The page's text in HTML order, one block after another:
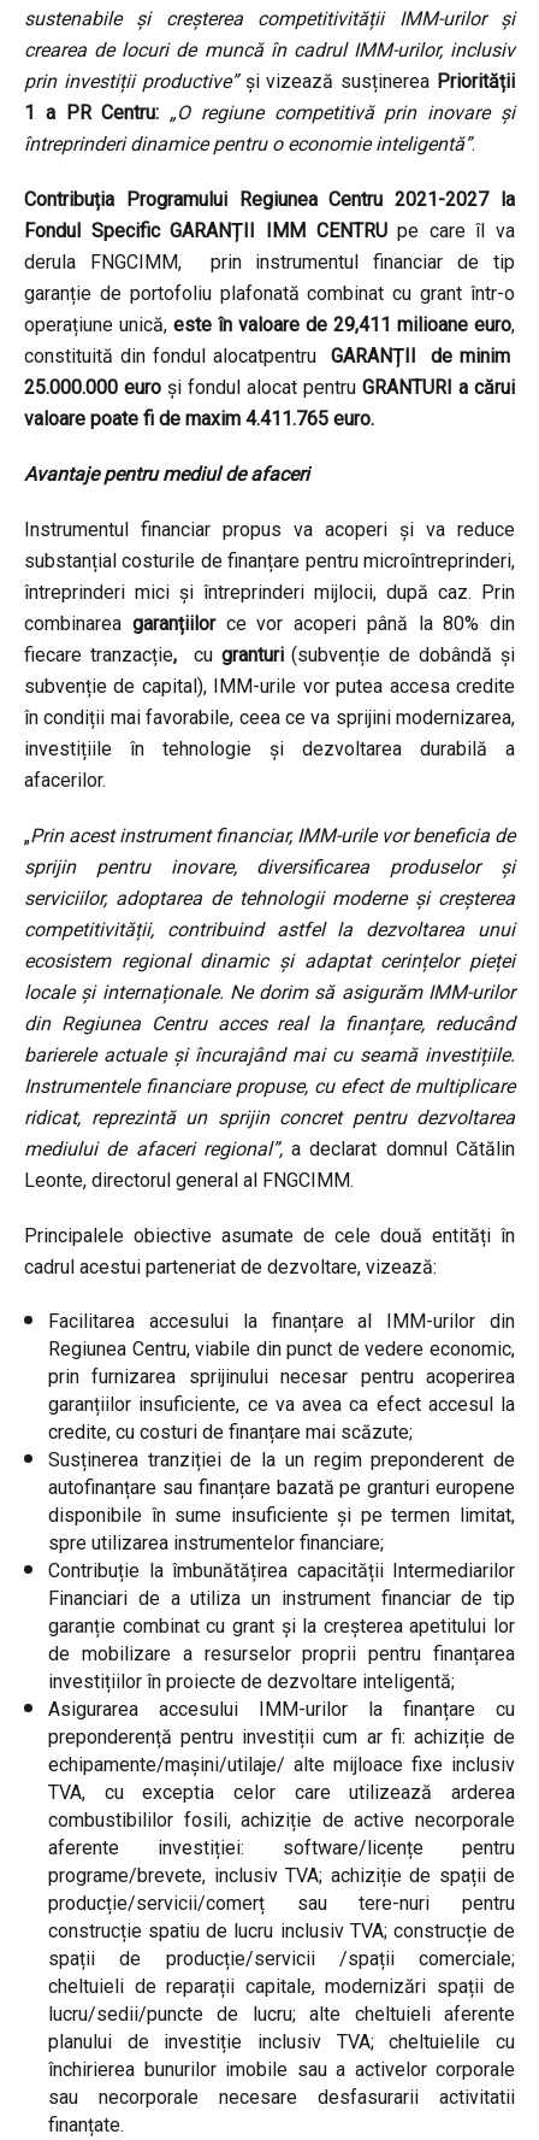
sustenabile și creșterea competitivității IMM-urilor și
crearea de locuri de muncă în cadrul IMM-urilor, inclusiv
prin investiții productive”și vizează susținerea Priorității
1 a PR Centru: „O regiune competitivă prin inovare și
întreprinderi dinamice pentru o economie inteligentă”.
Contribuția Programului Regiunea Centru 2021-2027 la
Fondul Specific GARANȚII IMM CENTRUpe care îl va
derula FNGCIMM, prin instrumentul financiar de tip
garanție de portofoliu plafonată combinat cu grant într-o
operațiune unică, este în valoare de 29,411 milioane euro,
constituită din fondul alocatpentru GARANȚII de minim
25.000.000 euro și fondul alocat pentru GRANTURI a cărui
valoare poate fi de maxim 4.411.765 euro.
Avantaje pentru mediul de afaceri
Instrumentul financiar propus va acoperi și va reduce
substanțial costurile de finanțare pentru microîntreprinderi,
întreprinderi mici și întreprinderi mijlocii, după caz. Prin
combinarea garanțiilorce vor acoperi până la 80% din
fiecare tranzacție, cu granturi(subvenție de dobândă și
subvenție de capital), IMM-urile vor putea accesa credite
în condiții mai favorabile, ceea ce va sprijini modernizarea,
investițiile în tehnologie și dezvoltarea durabilă a
afacerilor.
„Prin acest instrument financiar, IMM-urile vor beneficia de
sprijin pentru inovare, diversificarea produselor și
serviciilor, adoptarea de tehnologii moderne și creșterea
competitivității, contribuind astfel la dezvoltarea unui
ecosistem regional dinamic și adaptat cerințelor pieței
locale și internaționale. Ne dorim să asigurăm IMM-urilor
din Regiunea Centru acces real la finanțare, reducând
barierele actuale și încurajând mai cu seamă investițiile.
Instrumentele financiare propuse, cu efect de multiplicare
ridicat, reprezintă un sprijin concret pentru dezvoltarea
mediului de afaceri regional”,a declarat domnul Cătălin
Leonte, directorul general al FNGCIMM.
Principalele obiective asumate de cele două entități în
cadrul acestui parteneriat de dezvoltare, vizează:
Facilitarea accesului la finanțare al IMM-urilor din
Regiunea Centru, viabile din punct de vedere economic,
prin furnizarea sprijinului necesar pentru acoperirea
garanțiilor insuficiente, ce va avea ca efect accesul la
credite, cu costuri de finanțare mai scăzute;
Susținerea tranziției de la un regim preponderent de
autofinanțare sau finanțare bazată pe granturi europene
disponibile în sume insuficiente și pe termen limitat,
spre utilizarea instrumentelor financiare;
Contribuție la îmbunătățirea capacității Intermediarilor
Financiari de a utiliza un instrument financiar de tip
garanție combinat cu grant și la creșterea apetitului lor
de mobilizare a resurselor proprii pentru finanțarea
investițiilor în proiecte de dezvoltare inteligentă;
Asigurarea accesului IMM-urilor la finanțare cu
preponderență pentru investiții cum ar fi: achiziție de
echipamente/mașini/utilaje/ alte mijloace fixe inclusiv
TVA, cu exceptia celor care utilizează arderea
combustibililor fosili, achiziție de active necorporale
aferente investiției: software/licențe pentru
programe/brevete, inclusiv TVA; achiziție de spații de
producție/servicii/comerț sau tere-nuri pentru
construcție spatiu de lucru inclusiv TVA; construcție de
spații de producție/servicii /spații comerciale;
cheltuieli de reparații capitale, modernizări spații de
lucru/sedii/puncte de lucru; alte cheltuieli aferente
planului de investiție inclusiv TVA; cheltuielile cu
închirierea bunurilor imobile sau a activelor corporale
sau necorporale necesare desfasurarii activitatii
finanțate.